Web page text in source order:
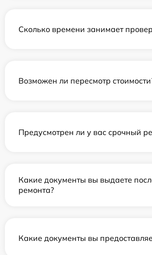
Сколько времени занимает
Возможен ли пересмотр
Предусмотрен ли у вас срочный
Какие документы вы выдаете
ремонта?
Какие документы вы